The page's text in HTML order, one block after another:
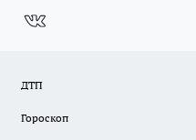
ДТП
Гороскоп